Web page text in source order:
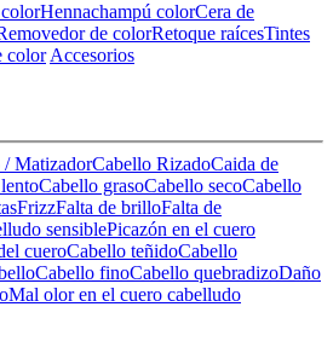
Hennachampú colorCera de
de colorRetoque raícesTintes
color Accesorios
MatizadorCabello RizadoCaida de
Cabello grasoCabello secoCabello
FrizzFalta de brilloFalta de
sensiblePicazón en el cuero
cueroCabello teñidoCabello
Cabello finoCabello quebradizoDaño
Mal olor en el cuero cabelludo